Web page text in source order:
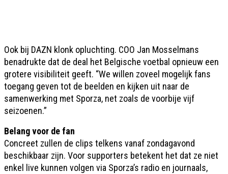
Ook bij DAZN klonk opluchting. COO Jan Mosselmans
benadrukte dat de deal het Belgische voetbal opnieuw een
grotere visibiliteit geeft. “We willen zoveel mogelijk fans
toegang geven tot de beelden en kijken uit naar de
samenwerking met Sporza, net zoals de voorbije vijf
seizoenen.”
Belang voor de fan
Concreet zullen de clips telkens vanaf zondagavond
beschikbaar zijn. Voor supporters betekent het dat ze niet
enkel live kunnen volgen via Sporza’s radio en journaals,